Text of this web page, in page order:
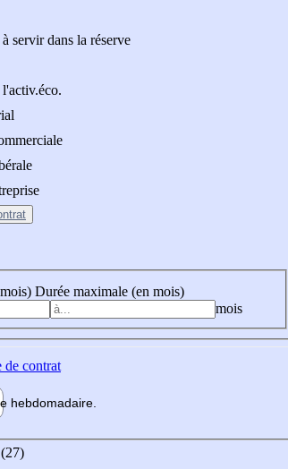
servir dans la réserve
Durée maximale (en mois)
mois
contrat
hebdomadaire